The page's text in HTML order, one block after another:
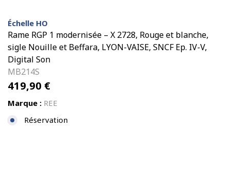
Échelle HO
Rame RGP 1 modernisée – X 2728, Rouge et blanche,
sigle Nouille et Beffara, LYON-VAISE, SNCF Ep. IV-V,
Digital Son
MB214S
419,90 €
Marque : REE
Réservation